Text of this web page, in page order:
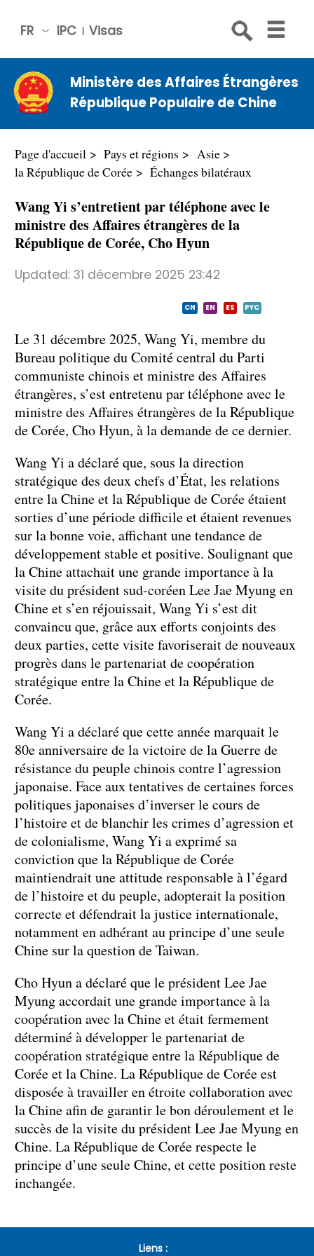
IPC Visas
FR
中文
Engli
sh
Русс
Espa
عربي
Ministère des Affaires Étrangères
République Populaire de Chine
Page d'accueil Pays et régions
Asie
la République de Corée
Échanges bilatéraux
Wang Yi s’entretient par téléphone avec le
ministre des Affaires étrangères de la
République de Corée, Cho Hyun
Updated: 31 décembre 2025 23:42
CN EN ES PYC
Le 31 décembre 2025, Wang Yi, membre du
Bureau politique du Comité central du Parti
communiste chinois et ministre des Affaires
étrangères, s’est entretenu par téléphone avec le
ministre des Affaires étrangères de la République
de Corée, Cho Hyun, à la demande de ce dernier.
Wang Yi a déclaré que, sous la direction
stratégique des deux chefs d’État, les relations
entre la Chine et la République de Corée étaient
sorties d’une période difficile et étaient revenues
sur la bonne voie, affichant une tendance de
développement stable et positive. Soulignant que
la Chine attachait une grande importance à la
visite du président sud-coréen Lee Jae Myung en
Chine et s’en réjouissait, Wang Yi s’est dit
convaincu que, grâce aux efforts conjoints des
deux parties, cette visite favoriserait de nouveaux
progrès dans le partenariat de coopération
stratégique entre la Chine et la République de
Corée.
Wang Yi a déclaré que cette année marquait le
80e anniversaire de la victoire de la Guerre de
résistance du peuple chinois contre l’agression
japonaise. Face aux tentatives de certaines forces
politiques japonaises d’inverser le cours de
l’histoire et de blanchir les crimes d’agression et
de colonialisme, Wang Yi a exprimé sa
conviction que la République de Corée
maintiendrait une attitude responsable à l’égard
de l’histoire et du peuple, adopterait la position
correcte et défendrait la justice internationale,
notamment en adhérant au principe d’une seule
Chine sur la question de Taiwan.
Cho Hyun a déclaré que le président Lee Jae
Myung accordait une grande importance à la
coopération avec la Chine et était fermement
déterminé à développer le partenariat de
coopération stratégique entre la République de
Corée et la Chine. La République de Corée est
disposée à travailler en étroite collaboration avec
la Chine afin de garantir le bon déroulement et le
succès de la visite du président Lee Jae Myung en
Chine. La République de Corée respecte le
principe d’une seule Chine, et cette position reste
inchangée.
Liens :